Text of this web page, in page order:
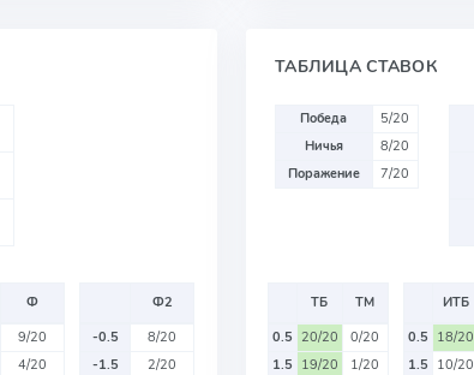
Ф
9/20
4/20
Ф2
-0.5
8/20
-1.5
2/20
ТАБЛИЦА СТАВОК
Победа
5/20
Ничья
8/20
Поражение
7/20
ТБ
ТМ
0.5 20/20
0/20
1.5 19/20
1/20
ИТБ
0.5 18/20
1.5 10/20